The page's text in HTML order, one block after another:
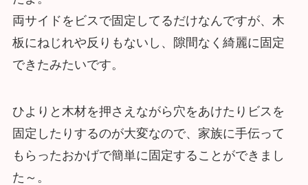
両サイドをビスで固定してるだけなんですが、木
板にねじれや反りもないし、隙間なく綺麗に固定
できたみたいです。
ひよりと木材を押さえながら穴をあけたりビスを
固定したりするのが大変なので、家族に手伝って
もらったおかげで簡単に固定することができまし
た～。